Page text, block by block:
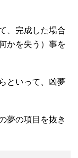
、完成した場合
かを失う）事を
といって、凶夢
夢の項目を抜き